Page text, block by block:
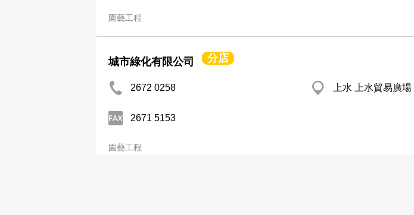
園藝工程
城市綠化有限公司 分店
2672 0258 上水 上水貿易廣場
2671 5153
園藝工程